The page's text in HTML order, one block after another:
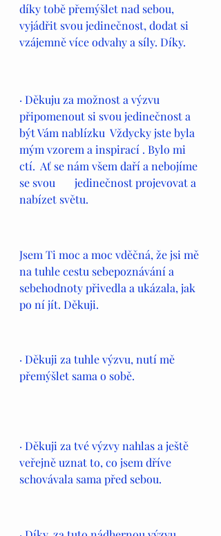
díky tobě přemýšlet nad sebou,
vyjádřit svou jedinečnost, dodat si
vzájemně více odvahy a síly. Díky.
· Děkuju za možnost a výzvu
připomenout si svou jedinečnost a
být Vám nablízku  Vždycky jste byla
mým vzorem a inspirací . Bylo mi
ctí.  Ať se nám všem daří a nebojíme
se svou 	jedinečnost projevovat a
nabízet světu.
Jsem Ti moc a moc vděčná, že jsi mě
na tuhle cestu sebepoznávání a
sebehodnoty přivedla a ukázala, jak
po ní jít. Děkuji.
· Děkuji za tuhle výzvu, nutí mě
přemýšlet sama o sobě.
· Děkuji za tvé výzvy nahlas a ještě
veřejně uznat to, co jsem dříve
schovávala sama před sebou.